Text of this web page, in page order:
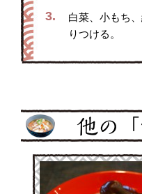
3.
白菜、小もち
りつける。